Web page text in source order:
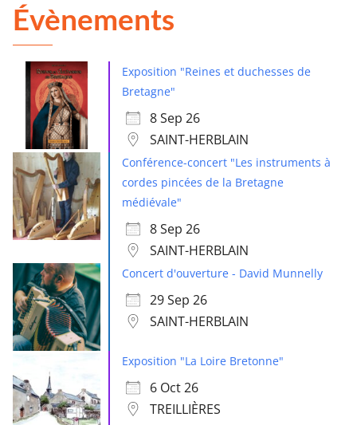
Évènements
Exposition "Reines et duchesses de
Bretagne"
8 Sep 26
SAINT-HERBLAIN
Conférence-concert "Les instruments à
cordes pincées de la Bretagne
médiévale"
8 Sep 26
SAINT-HERBLAIN
Concert d'ouverture - David Munnelly
29 Sep 26
SAINT-HERBLAIN
Exposition "La Loire Bretonne"
6 Oct 26
TREILLIÈRES